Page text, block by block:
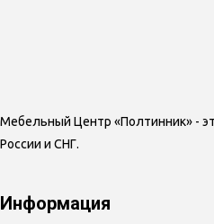
Мебельный Центр «Полтинник» -
России и СНГ.
Информация